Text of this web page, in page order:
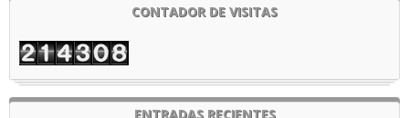
CONTADOR DE VISITAS
ENTRADAS RECIENTES